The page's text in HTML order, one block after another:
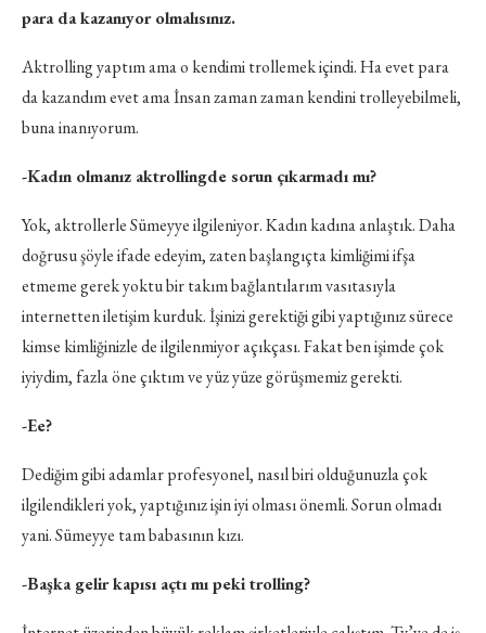
para da kazanıyor olmalısınız.
Aktrolling yaptım ama o kendimi trollemek içindi. Ha evet para
da kazandım evet ama İnsan zaman zaman kendini trolleyebilmeli,
buna inanıyorum.
-Kadın olmanız aktrollingde sorun çıkarmadı mı?
Yok, aktrollerle Sümeyye ilgileniyor. Kadın kadına anlaştık. Daha
doğrusu şöyle ifade edeyim, zaten başlangıçta kimliğimi ifşa
etmeme gerek yoktu bir takım bağlantılarım vasıtasıyla
internetten iletişim kurduk. İşinizi gerektiği gibi yaptığınız sürece
kimse kimliğinizle de ilgilenmiyor açıkçası. Fakat ben işimde çok
iyiydim, fazla öne çıktım ve yüz yüze görüşmemiz gerekti.
-Ee?
Dediğim gibi adamlar profesyonel, nasıl biri olduğunuzla çok
ilgilendikleri yok, yaptığınız işin iyi olması önemli. Sorun olmadı
yani. Sümeyye tam babasının kızı.
-Başka gelir kapısı açtı mı peki trolling?